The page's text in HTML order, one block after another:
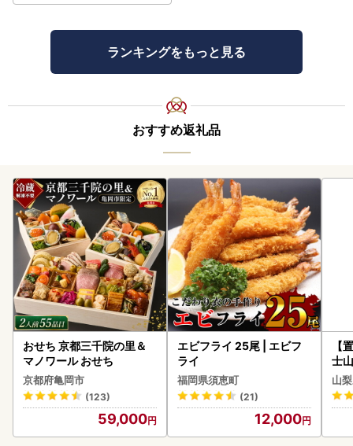
ランキングをもっと見る
おすすめ返礼品
おせち 京都三千院の里＆
マノワール おせち
京都府亀岡市
(123)
59,000
エビフライ 25尾 | エビフ
ライ
福岡県須恵町
(21)
12,000
【
士
山